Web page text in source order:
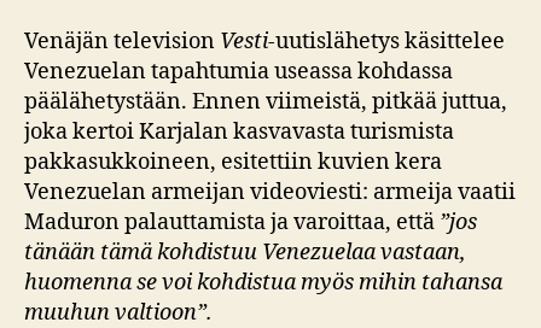
Venäjän television Vesti-uutislähetys käsittelee
Venezuelan tapahtumia useassa kohdassa
päälähetystään. Ennen viimeistä, pitkää juttua,
joka kertoi Karjalan kasvavasta turismista
pakkasukkoineen, esitettiin kuvien kera
Venezuelan armeijan videoviesti: armeija vaatii
Maduron palauttamista ja varoittaa, että ”jos
tänään tämä kohdistuu Venezuelaa vastaan,
huomenna se voi kohdistua myös mihin tahansa
muuhun valtioon”.